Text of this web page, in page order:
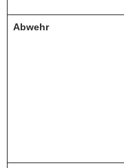
Abwehr